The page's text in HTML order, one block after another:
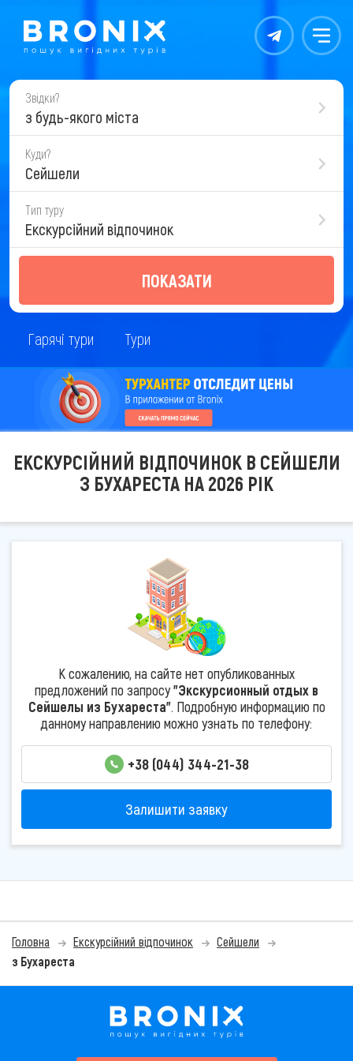
Контакты Меню
Звідки?
з будь-якого міста
Куди?
Сейшели
Тип туру
Екскурсійний відпочинок
ПОКАЗАТИ
Гарячі тури Тури
ЕКСКУРСІЙНИЙ ВІДПОЧИНОК В СЕЙШЕЛИ
З БУХАРЕСТА НА 2026 РІК
К сожалению, на сайте нет опубликованных
предложений по запросу"Экскурсионный отдых в
Сейшелы из Бухареста". Подробную информацию по
данному направлению можно узнать по телефону:
+38 (044) 344-21-38
Залишити заявку
Головна Екскурсійний відпочинок
Сейшели
з Бухареста